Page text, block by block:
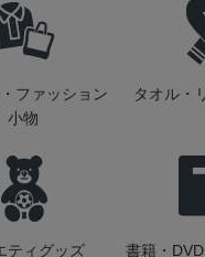
ファッション
小物
タオル・
ティグッズ 書籍・